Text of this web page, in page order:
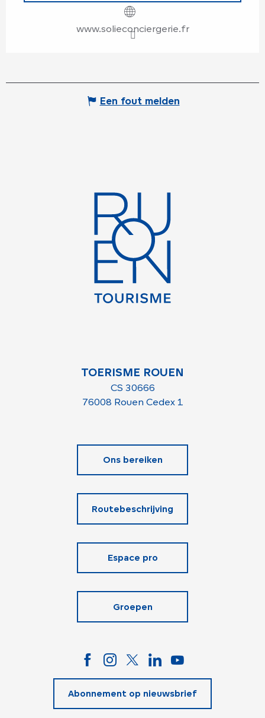
www.solieconciergerie.fr
Een fout melden
TOERISME ROUEN
CS 30666
76008 Rouen Cedex 1
Ons bereiken
Routebeschrijving
Espace pro
Groepen
Abonnement op nieuwsbrief